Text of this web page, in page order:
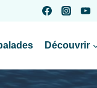
Découvrir